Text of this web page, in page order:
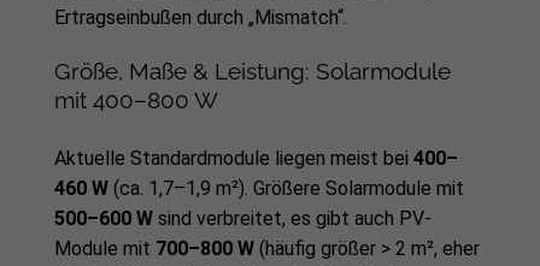
Ertragseinbußen durch „Mismatch“.
Größe, Maße & Leistung: Solarmodule
mit 400–800 W
Aktuelle Standardmodule liegen meist bei 400–
460 W (ca. 1,7–1,9 m²). Größere Solarmodule mit
500–600 W sind verbreitet, es gibt auch PV-
Module mit 700–800 W (häufig größer > 2 m², eher